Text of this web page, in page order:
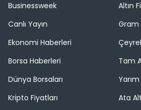
Businessweek
Canlı Yayın
Ekonomi Haberleri
Borsa Haberleri
Dünya Borsaları
Kripto Fiyatları
Altın
Gram
Tam
Yarım
Ata